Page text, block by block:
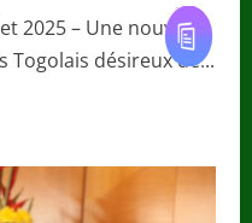
2025 – Une nouvelle
Togolais désireux de...